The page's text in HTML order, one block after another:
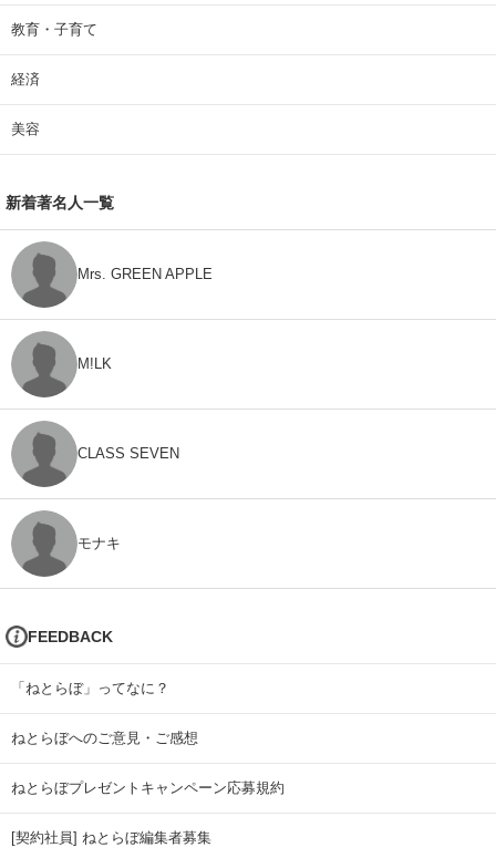
教育・子育て
経済
美容
新着著名人一覧
Mrs. GREEN APPLE
M!LK
CLASS SEVEN
モナキ
FEEDBACK
「ねとらぼ」ってなに？
ねとらぼへのご意見・ご感想
ねとらぼプレゼントキャンペーン応募規約
[契約社員] ねとらぼ編集者募集